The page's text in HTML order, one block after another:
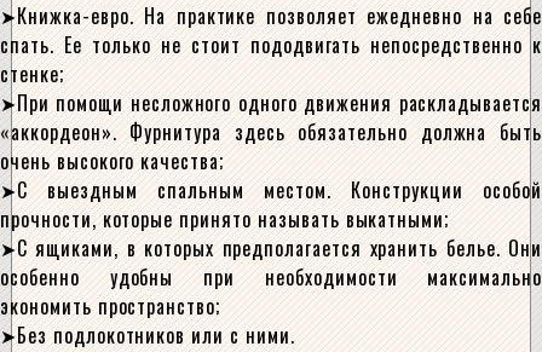
Книжка-евро. На практике позволяет ежедневно на себе
спать. Ее только не стоит пододвигать непосредственно к
стенке;
При помощи несложного одного движения раскладывается
«аккордеон». Фурнитура здесь обязательно должна быть
очень высокого качества;
С выездным спальным местом. Конструкции особой
прочности, которые принято называть выкатными;
С ящиками, в которых предполагается хранить белье. Они
особенно удобны при необходимости максимально
экономить пространство;
Без подлокотников или с ними.